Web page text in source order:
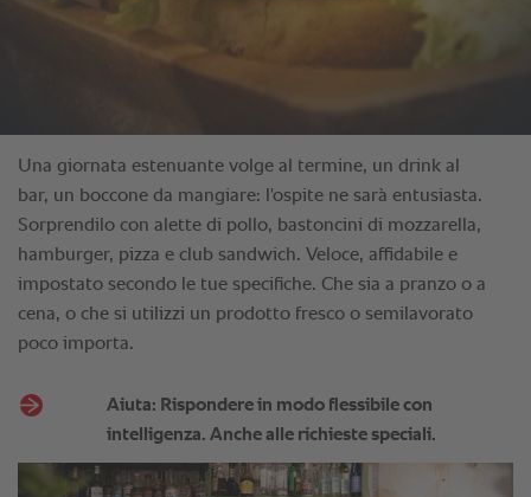
Una giornata estenuante volge al termine, un drink al
bar, un boccone da mangiare: l'ospite ne sarà entusiasta.
Sorprendilo con alette di pollo, bastoncini di mozzarella,
hamburger, pizza e club sandwich. Veloce, affidabile e
impostato secondo le tue specifiche. Che sia a pranzo o a
cena, o che si utilizzi un prodotto fresco o semilavorato
poco importa.
Aiuta: Rispondere in modo flessibile con
intelligenza. Anche alle richieste speciali.